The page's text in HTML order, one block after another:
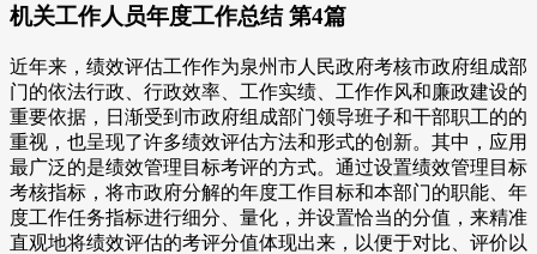
机关工作人员年度工作总结 第4篇
近年来，绩效评估工作作为泉州市人民政府考核市政府组成部
门的依法行政、行政效率、工作实绩、工作作风和廉政建设的
重要依据，日渐受到市政府组成部门领导班子和干部职工的的
重视，也呈现了许多绩效评估方法和形式的创新。其中，应用
最广泛的是绩效管理目标考评的方式。通过设置绩效管理目标
考核指标，将市政府分解的年度工作目标和本部门的职能、年
度工作任务指标进行细分、量化，并设置恰当的分值，来精准
直观地将绩效评估的考评分值体现出来，以便于对比、评价以